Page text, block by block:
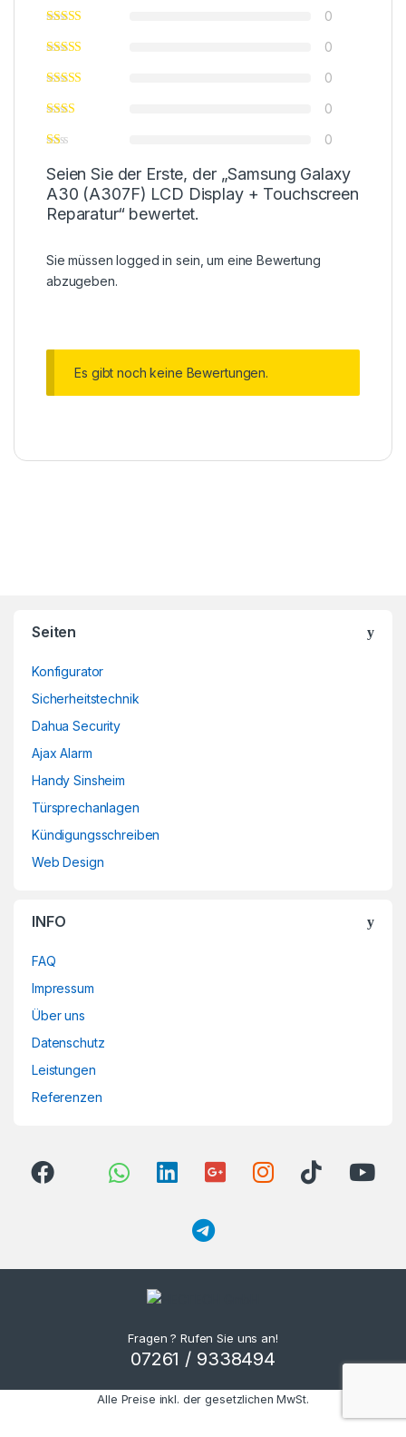
0
0
0
0
0
Seien Sie der Erste, der „Samsung Galaxy
A30 (A307F) LCD Display + Touchscreen
Reparatur“ bewertet.
Sie müssenlogged in sein, um eine Bewertung
abzugeben.
Es gibt noch keine Bewertungen.
Seiten
Konfigurator
Sicherheitstechnik
Dahua Security
Ajax Alarm
Handy Sinsheim
Türsprechanlagen
Kündigungsschreiben
Web Design
INFO
FAQ
Impressum
Über uns
Datenschutz
Leistungen
Referenzen
Fragen ? Rufen Sie uns an!
07261 / 9338494
Alle Preise inkl. der gesetzlichen MwSt.